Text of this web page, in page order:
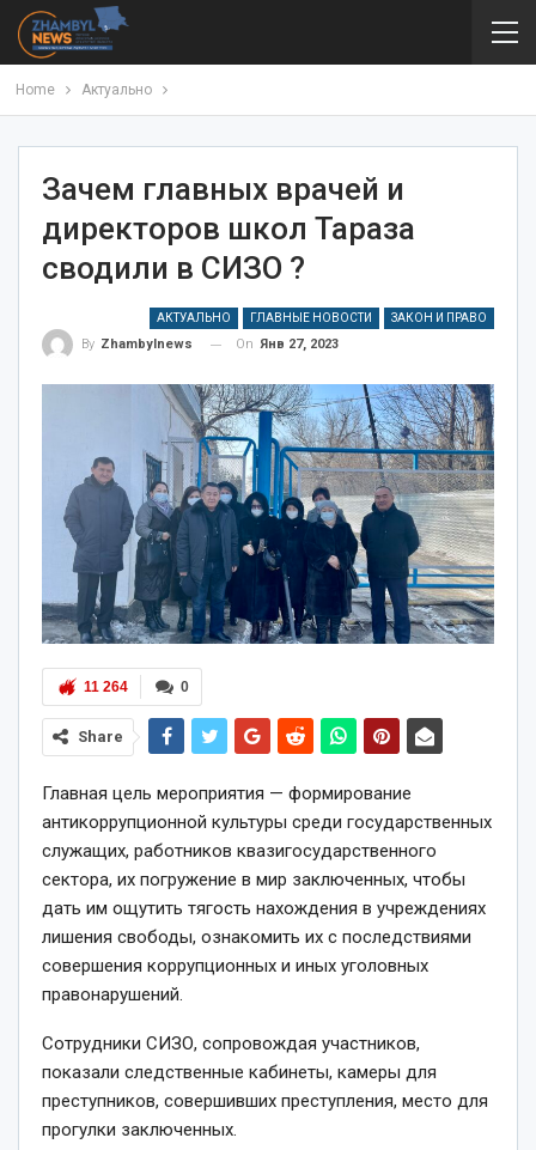
Home Актуально
Зачем главных врачей и
директоров школ Тараза
сводили в СИЗО ?
АКТУАЛЬНО ГЛАВНЫЕ НОВОСТИ ЗАКОН И ПРАВО
By Zhambylnews On Янв 27, 2023
0
11 264
Share
Главная цель мероприятия — формирование
антикоррупционной культуры среди государственных
служащих, работников квазигосударственного
сектора, их погружение в мир заключенных, чтобы
дать им ощутить тягость нахождения в учреждениях
лишения свободы, ознакомить их с последствиями
совершения коррупционных и иных уголовных
правонарушений.
Сотрудники СИЗО, сопровождая участников,
показали следственные кабинеты, камеры для
преступников, совершивших преступления, место для
прогулки заключенных.